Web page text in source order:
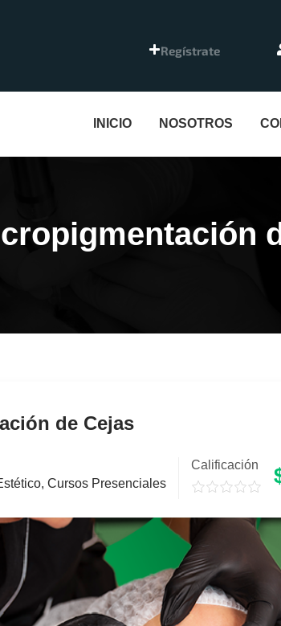
Regístrate
INICIO NOSOTROS
de Cejas
, Cursos Presenciales
Calificación